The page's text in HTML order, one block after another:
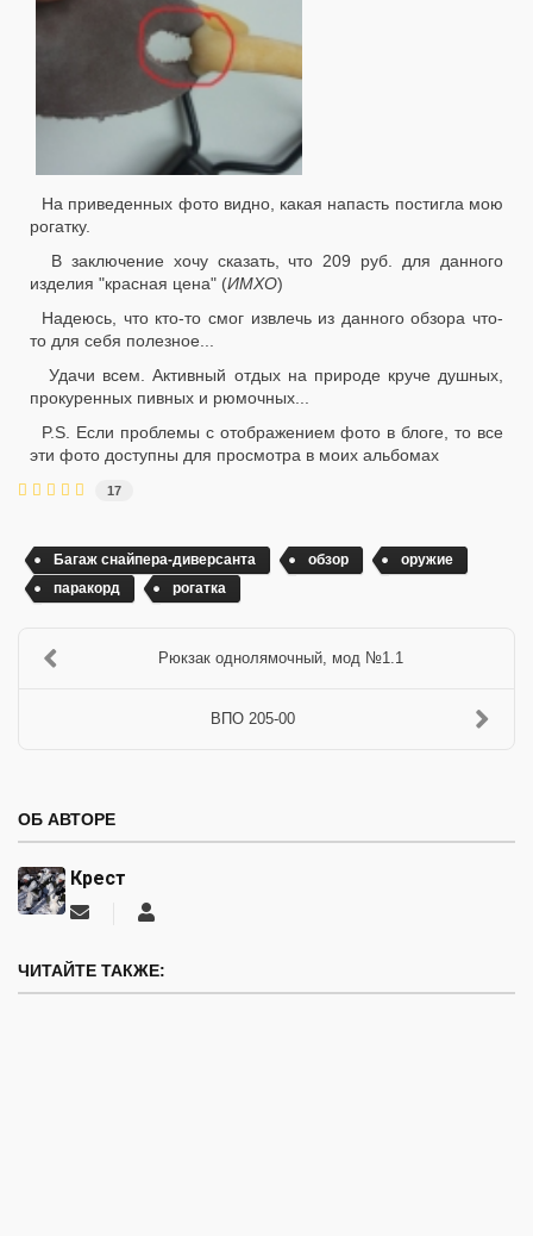
На приведенных фото видно, какая напасть постигла мою
рогатку.
В заключение хочу сказать, что 209 руб. для данного
изделия "красная цена" (ИМХО)
Надеюсь, что кто-то смог извлечь из данного обзора что-
то для себя полезное...
Удачи всем. Активный отдых на природе круче душных,
прокуренных пивных и рюмочных...
P.S. Если проблемы с отображением фото в блоге, то все
эти фото доступны для просмотра в моих альбомах
17
Багаж снайпера-диверсанта обзор
оружие
паракорд
рогатка
Рюкзак однолямочный, мод №1.1
ВПО 205-00
ОБ АВТОРЕ
Крест
Подписаться
автора
ЧИТАЙТЕ ТАКЖЕ: